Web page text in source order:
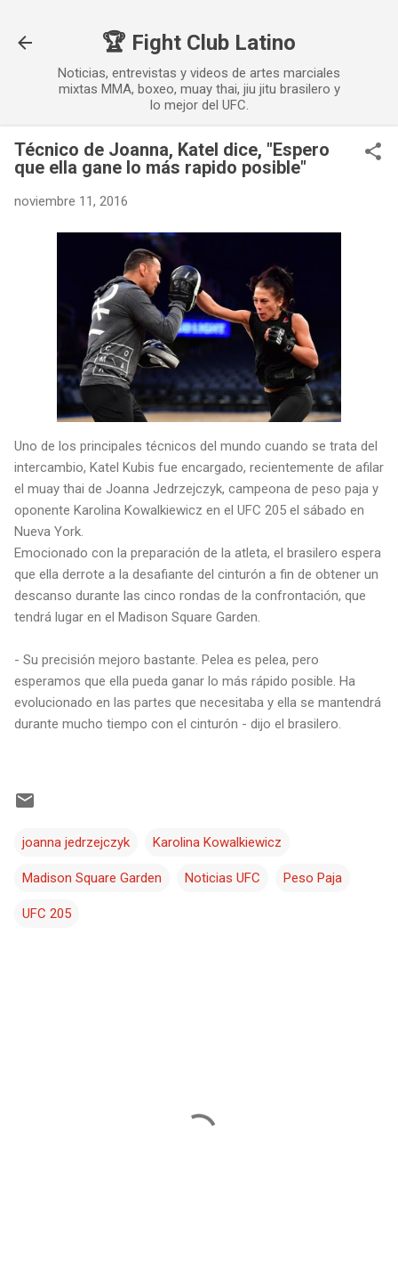
🏆 Fight Club Latino
Noticias, entrevistas y videos de artes marciales
mixtas MMA, boxeo, muay thai, jiu jitu brasilero y
lo mejor del UFC.
Técnico de Joanna, Katel dice, "Espero
que ella gane lo más rapido posible"
noviembre 11, 2016
Uno de los principales técnicos del mundo cuando se trata del
intercambio, Katel Kubis fue encargado, recientemente de afilar
el muay thai de Joanna Jedrzejczyk, campeona de peso paja y
oponente Karolina Kowalkiewicz en el UFC 205 el sábado en
Nueva York.
Emocionado con la preparación de la atleta, el brasilero espera
que ella derrote a la desafiante del cinturón a fin de obtener un
descanso durante las cinco rondas de la confrontación, que
tendrá lugar en el Madison Square Garden.
- Su precisión mejoro bastante. Pelea es pelea, pero
esperamos que ella pueda ganar lo más rápido posible. Ha
evolucionado en las partes que necesitaba y ella se mantendrá
durante mucho tiempo con el cinturón - dijo el brasilero.
joanna jedrzejczyk Karolina Kowalkiewicz
Madison Square Garden Noticias UFC Peso Paja
UFC 205